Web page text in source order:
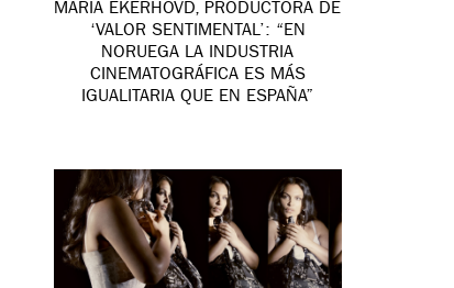
MARIA EKERHOVD, PRODUCTORA DE
‘VALOR SENTIMENTAL’: “EN
NORUEGA LA INDUSTRIA
CINEMATOGRÁFICA ES MÁS
IGUALITARIA QUE EN ESPAÑA”